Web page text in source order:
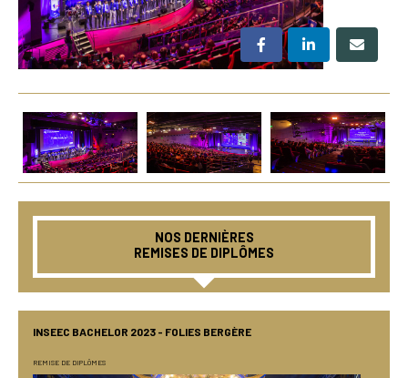
NOS DERNIÈRES
REMISES DE DIPLÔMES
INSEEC BACHELOR 2023 - FOLIES BERGÈRE
REMISE DE DIPLÔMES